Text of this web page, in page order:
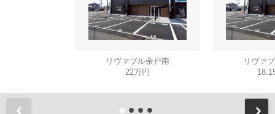
リヴァブル余戸南
22万円
リヴァ